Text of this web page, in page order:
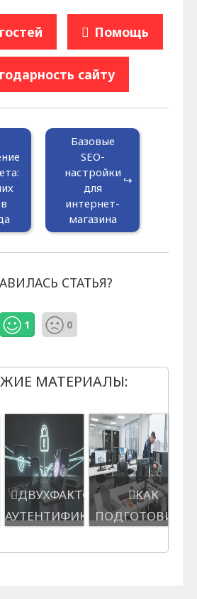
Помощь
сайту
Базовые
SEO-
настройки
для
интернет-
магазина
СТАТЬЯ?
1 0
МАТЕРИАЛЫ:
ДВУХФАКТОРНАЯ
АУТЕНТИФИКАЦИЯ:
ВКЛЮЧИТ...
КАК
ПОДГОТОВИТЬ
КОМПАНИИ К